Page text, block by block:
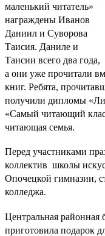
маленький читатель»
награждены Иванов
Даниил и Суворова
Таисия. Даниле и
Таисии всего два года,
а они уже прочитали
книг. Ребята,
получили дипломы
«Самый читающий
читающая семья.
Перед участниками
коллектив школы
Опочецкой гимназии,
колледжа.
Центральная
приготовила подарок